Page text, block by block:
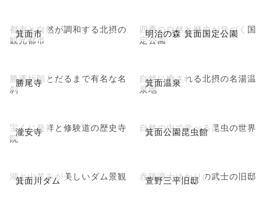
箕面市
都市と自然が調和する北摂の
観光都市
明治の森 箕面国定公園
四季の自然と歴史が息づく国
定公園
勝尾寺
勝運祈願とだるまで有名な名
刹
箕面温泉
自然に癒される北摂の名湯温
泉地
瀧安寺
宝くじ発祥と修験道の歴史寺
院
箕面公園昆虫館
自然の中で学べる昆虫の世界
箕面川ダム
湖と山並みが美しいダム景観 萱野三平旧邸
赤穂浪士ゆかりの武士の旧邸